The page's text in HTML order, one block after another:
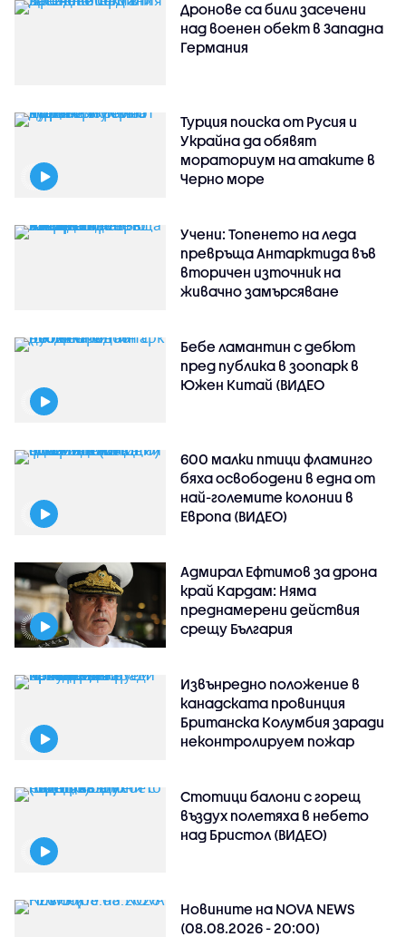
Дронове са били засечени
над военен обект в Западна
Германия
Турция поиска от Русия и
Украйна да обявят
мораториум на атаките в
Черно море
Учени: Топенето на леда
превръща Антарктида във
вторичен източник на
живачно замърсяване
Бебе ламантин с дебют
пред публика в зоопарк в
Южен Китай (ВИДЕО
600 малки птици фламинго
бяха освободени в една от
най-големите колонии в
Европа (ВИДЕО)
Адмирал Ефтимов за дрона
край Кардам: Няма
преднамерени действия
срещу България
Извънредно положение в
канадската провинция
Британска Колумбия заради
неконтролируем пожар
Стотици балони с горещ
въздух полетяха в небето
над Бристол (ВИДЕО)
Новините на NOVA NEWS
(08.08.2026 - 20:00)